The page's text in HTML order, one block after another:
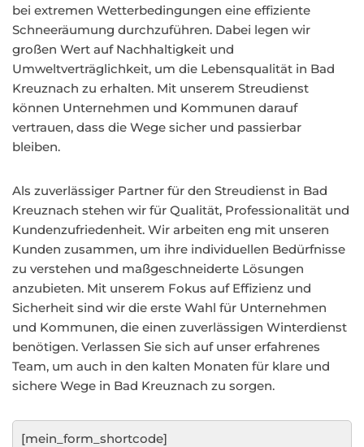
bei extremen Wetterbedingungen eine effiziente
Schneeräumung durchzuführen. Dabei legen wir
großen Wert auf Nachhaltigkeit und
Umweltverträglichkeit, um die Lebensqualität in Bad
Kreuznach zu erhalten. Mit unserem Streudienst
können Unternehmen und Kommunen darauf
vertrauen, dass die Wege sicher und passierbar
bleiben.
Als zuverlässiger Partner für den Streudienst in Bad
Kreuznach stehen wir für Qualität, Professionalität und
Kundenzufriedenheit. Wir arbeiten eng mit unseren
Kunden zusammen, um ihre individuellen Bedürfnisse
zu verstehen und maßgeschneiderte Lösungen
anzubieten. Mit unserem Fokus auf Effizienz und
Sicherheit sind wir die erste Wahl für Unternehmen
und Kommunen, die einen zuverlässigen Winterdienst
benötigen. Verlassen Sie sich auf unser erfahrenes
Team, um auch in den kalten Monaten für klare und
sichere Wege in Bad Kreuznach zu sorgen.
[mein_form_shortcode]